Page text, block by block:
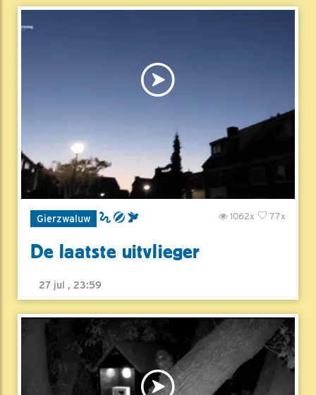
Gierzwaluw 77x
1062x
De laatste uitvlieger
27 jul , 23:59